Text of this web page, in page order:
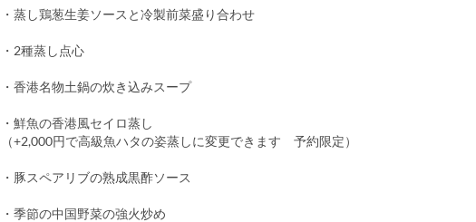
・蒸し鶏葱生姜ソースと冷製前菜盛り合わせ
・2種蒸し点心
・香港名物土鍋の炊き込みスープ
・鮮魚の香港風セイロ蒸し
（+2,000円で高級魚ハタの姿蒸しに変更できます 予約限定）
・豚スペアリブの熟成黒酢ソース
・季節の中国野菜の強火炒め